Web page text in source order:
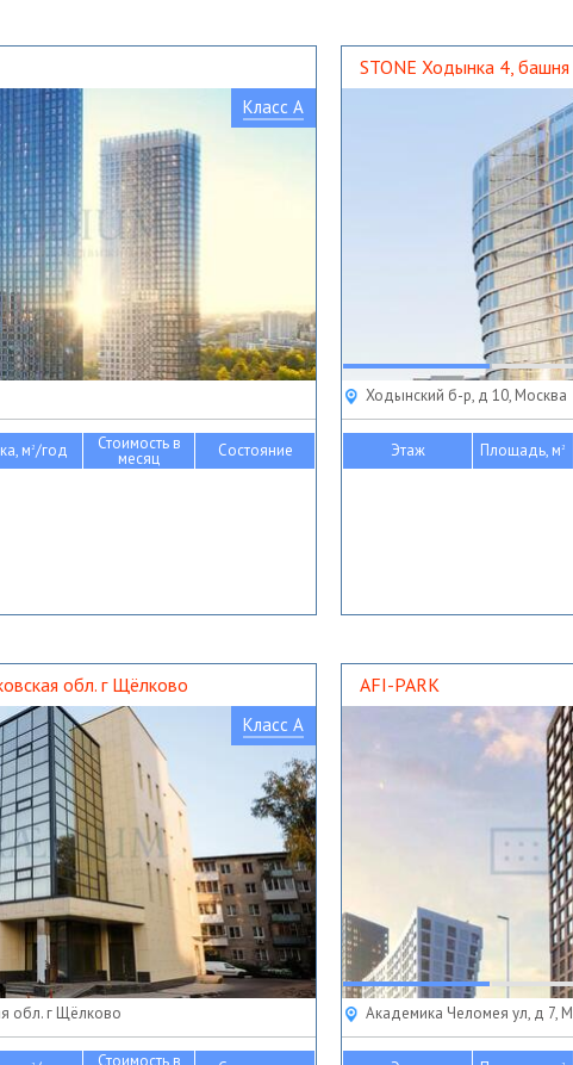
Класс A
м2/год Стоимость в
месяц Состояние
STONE Ходынка 4, башня
Ходынский б-р, д 10, Москва
Этаж Площадь, м2
обл. г Щёлково
Класс A
обл. г Щёлково
Стоимость в
AFI-PARK
Академика Челомея ул, д 7,